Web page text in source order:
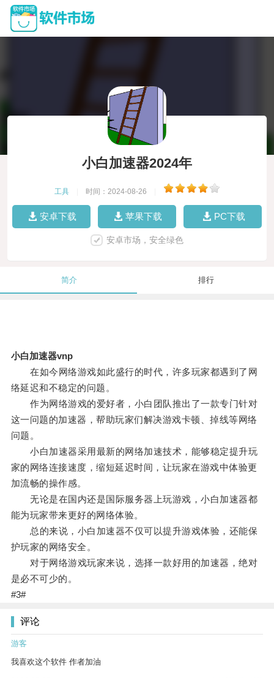
小白加速器2024年
工具 时间：2024-08-26
安卓下载 苹果下载 PC下载
安卓市场，安全绿色
简介 排行
小白加速器vnp
在如今网络游戏如此盛行的时代，许多玩家都遇到了网
络延迟和不稳定的问题。
作为网络游戏的爱好者，小白团队推出了一款专门针对
这一问题的加速器，帮助玩家们解决游戏卡顿、掉线等网络
问题。
小白加速器采用最新的网络加速技术，能够稳定提升玩
家的网络连接速度，缩短延迟时间，让玩家在游戏中体验更
加流畅的操作感。
无论是在国内还是国际服务器上玩游戏，小白加速器都
能为玩家带来更好的网络体验。
总的来说，小白加速器不仅可以提升游戏体验，还能保
护玩家的网络安全。
对于网络游戏玩家来说，选择一款好用的加速器，绝对
是必不可少的。
#3#
评论
游客
我喜欢这个软件 作者加油